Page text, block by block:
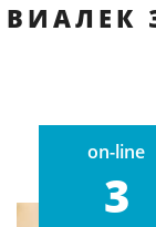
ВИАЛЕК
on-line
3